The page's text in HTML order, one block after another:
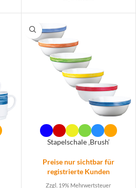
Stapelschale ‚Brush‘
Preise nur sichtbar für
registrierte Kunden
Zzgl. 19% Mehrwertsteuer